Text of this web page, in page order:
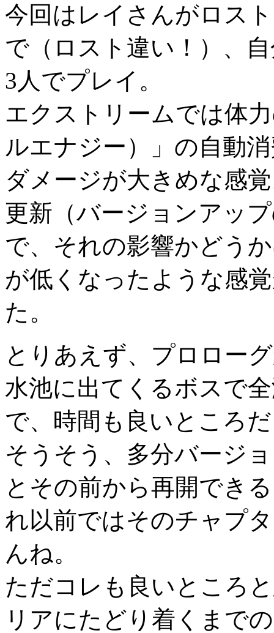
今回はレイさんがロス
で（ロスト違い！）、
3人でプレイ。
エクストリームでは体
ルエナジー）」の自動
ダメージが大きめな感
更新（バージョンアッ
で、それの影響かどう
が低くなったような感
た。
とりあえず、プロロー
水池に出てくるボスで
で、時間も良いところ
そうそう、多分バージ
とその前から再開でき
れ以前ではそのチャプ
んね。
ただコレも良いところ
リアにたどり着くまで